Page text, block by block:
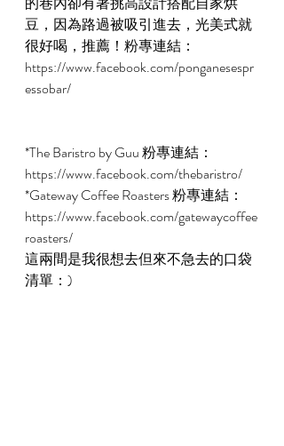
豆，因為路過被吸引進去，光美式就
很好喝，推薦！粉專連結：
https://www.facebook.com/ponganesespr
essobar/
*The Baristro by Guu 粉專連結：
https://www.facebook.com/thebaristro/
*Gateway Coffee Roasters 粉專連結：
https://www.facebook.com/gatewaycoffee
roasters/
這兩間是我很想去但來不急去的口袋
清單：)